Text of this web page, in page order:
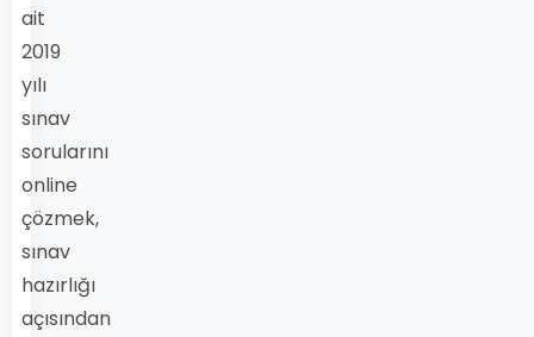
ait
2019
yılı
sınav
sorularını
online
çözmek,
sınav
hazırlığı
açısından